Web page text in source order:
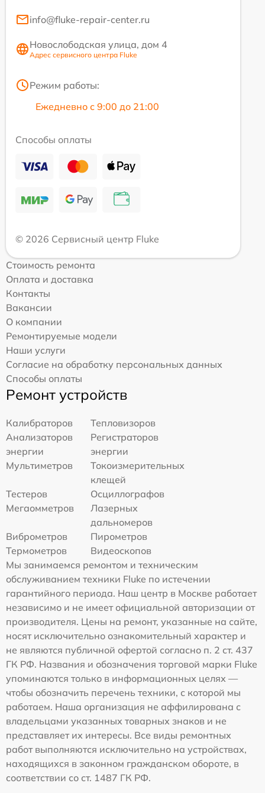
info@fluke-repair-center.ru
Новослободская улица, дом 4
Адрес сервисного центра Fluke
Режим работы:
Ежедневно с 9:00 до 21:00
Способы оплаты
© 2026 Сервисный центр Fluke
Стоимость ремонта
Оплата и доставка
Контакты
Вакансии
О компании
Ремонтируемые модели
Наши услуги
Согласие на обработку персональных данных
Способы оплаты
Ремонт устройств
Калибраторов
Тепловизоров
Анализаторов
энергии
Регистраторов
энергии
Мультиметров
Токоизмерительных
клещей
Тестеров
Осциллографов
Мегаомметров
Лазерных
дальномеров
Виброметров
Пирометров
Термометров
Видеоскопов
Мы занимаемся ремонтом и техническим
обслуживанием техники Fluke по истечении
гарантийного периода. Наш центр в Москве работает
независимо и не имеет официальной авторизации от
производителя. Цены на ремонт, указанные на сайте,
носят исключительно ознакомительный характер и
не являются публичной офертой согласно п. 2 ст. 437
ГК РФ. Названия и обозначения торговой марки Fluke
упоминаются только в информационных целях —
чтобы обозначить перечень техники, с которой мы
работаем. Наша организация не аффилирована с
владельцами указанных товарных знаков и не
представляет их интересы. Все виды ремонтных
работ выполняются исключительно на устройствах,
находящихся в законном гражданском обороте, в
соответствии со ст. 1487 ГК РФ.